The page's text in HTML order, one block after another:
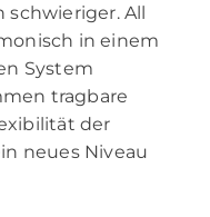
All
in einem
System
tragbare
der
neues Niveau